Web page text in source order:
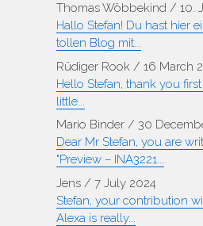
Thomas Wöbbekind / 10.
Hallo Stefan! Du hast hier
tollen Blog mit...
Rüdiger Rook / 16 March
Hello Stefan, thank you
little...
Mario Binder / 30
Dear Mr Stefan, you are
"Preview – INA3221...
Jens / 7 July 2024
Stefan, your contribution
Alexa is really...